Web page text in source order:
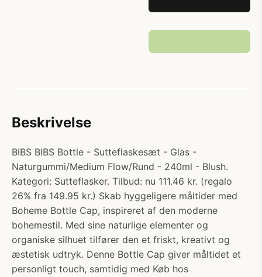
Beskrivelse
BIBS BIBS Bottle - Sutteflaskesæt - Glas -
Naturgummi/Medium Flow/Rund - 240ml - Blush.
Kategori: Sutteflasker. Tilbud: nu 111.46 kr. (regalo
26% fra 149.95 kr.) Skab hyggeligere måltider med
Boheme Bottle Cap, inspireret af den moderne
bohemestil. Med sine naturlige elementer og
organiske silhuet tilfører den et friskt, kreativt og
æstetisk udtryk. Denne Bottle Cap giver måltidet et
personligt touch, samtidig med Køb hos